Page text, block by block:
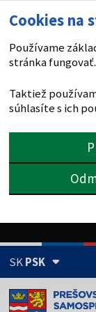
Cookies na
Používame
stránka fungovať.
Taktiež
súhlasíte s ich
SKPSK
Doména psk.sk